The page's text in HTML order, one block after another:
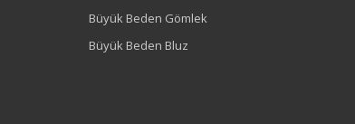
Büyük Beden Gömlek
Büyük Beden Bluz